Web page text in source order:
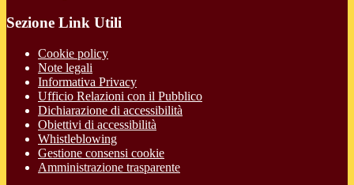
Sezione Link Utili
Cookie policy
Note legali
Informativa Privacy
Ufficio Relazioni con il Pubblico
Dichiarazione di accessibilità
Obiettivi di accessibilità
Whistleblowing
Gestione consensi cookie
Amministrazione trasparente